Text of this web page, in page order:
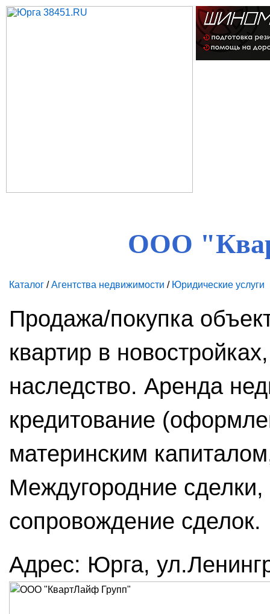
ООО
Каталог /Агентства недвижимости / Юридические услуги
Продажа/покупка
квартир в
наследство. Аренда
кредитование
материнским
Междугородние
сопровождение сделок.
Адрес: Юрга,